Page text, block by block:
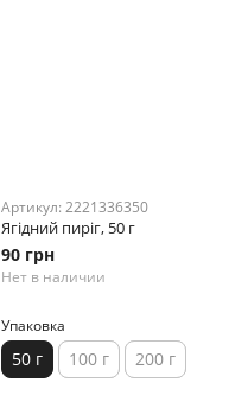
Артикул: 2221336350
Ягідний пиріг, 50 г
90 грн
Нет в наличии
Упаковка
50 г 100 г 200 г